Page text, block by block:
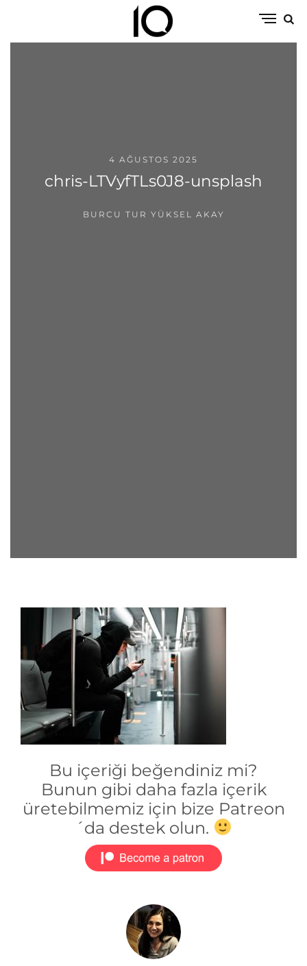
4 AĞUSTOS 2025
chris-LTVyfTLs0J8-unsplash
BURCU TUR YÜKSEL AKAY
Bu içeriği beğendiniz mi?
Bunun gibi daha fazla içerik
üretebilmemiz için bize Patreon
´da destek olun.